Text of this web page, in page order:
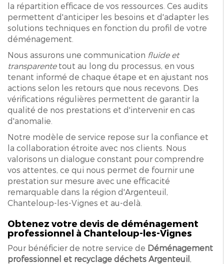
la répartition efficace de vos ressources. Ces audits
permettent d'anticiper les besoins et d'adapter les
solutions techniques en fonction du profil de votre
déménagement.
Nous assurons une communication fluide et
transparentetout au long du processus, en vous
tenant informé de chaque étape et en ajustant nos
actions selon les retours que nous recevons. Des
vérifications régulières permettent de garantir la
qualité de nos prestations et d'intervenir en cas
d'anomalie.
Notre modèle de service repose sur la confiance et
la collaboration étroite avec nos clients. Nous
valorisons un dialogue constant pour comprendre
vos attentes, ce qui nous permet de fournir une
prestation sur mesure avec une efficacité
remarquable dans la région d'Argenteuil,
Chanteloup-les-Vignes et au-delà.
Obtenez votre devis de déménagement
professionnel à Chanteloup-les-Vignes
Pour bénéficier de notre service de Déménagement
professionnel et recyclage déchets Argenteuil,